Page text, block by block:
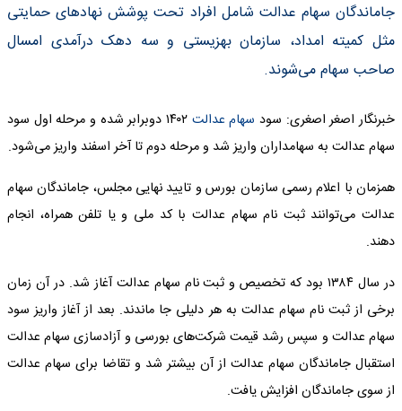
جاماندگان سهام عدالت شامل افراد تحت پوشش نهاد‌های حمایتی
مثل کمیته امداد، سازمان بهزیستی و سه دهک درآمدی امسال
صاحب سهام می‌شوند.
خبرنگار اصغر اصغری: سود سهام عدالت
۱۴۰۲ دوبرابر شده و مرحله اول سود
سهام عدالت به سهامداران واریز شد و مرحله دوم تا آخر اسفند واریز می‌شود.
همزمان با اعلام رسمی سازمان بورس و تایید نهایی مجلس، جاماندگان سهام
عدالت می‌توانند ثبت نام سهام عدالت با کد ملی و یا تلفن همراه، انجام
دهند.
در سال ۱۳۸۴ بود که تخصیص و ثبت نام سهام عدالت آغاز شد. در آن زمان
برخی از ثبت نام سهام عدالت به هر دلیلی جا ماندند. بعد از آغاز واریز سود
سهام عدالت و سپس رشد قیمت شرکت‌های بورسی و آزادسازی سهام عدالت
استقبال جاماندگان سهام عدالت از آن بیشتر شد و تقاضا برای سهام عدالت
از سوی جاماندگان افزایش یافت.